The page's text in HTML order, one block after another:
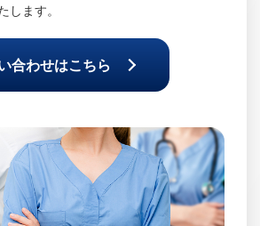
します。
合わせはこちら